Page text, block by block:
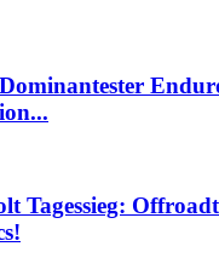
Tagessieg: